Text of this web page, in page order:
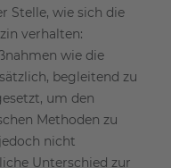
Stelle, wie sich die
verhalten:
wie die
begleitend zu
um den
Methoden zu
nicht
Unterschied zur